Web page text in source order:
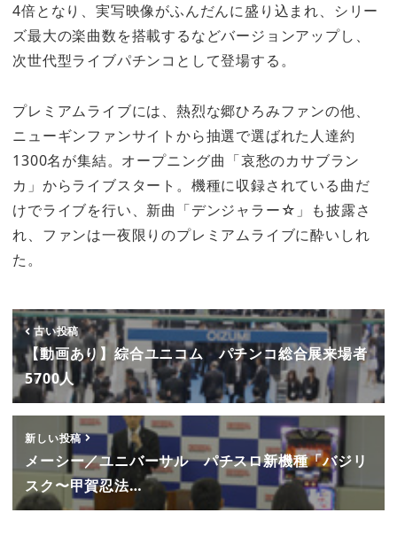
4倍となり、実写映像がふんだんに盛り込まれ、シリー
ズ最大の楽曲数を搭載するなどバージョンアップし、
次世代型ライブパチンコとして登場する。
プレミアムライブには、熱烈な郷ひろみファンの他、
ニューギンファンサイトから抽選で選ばれた人達約
1300名が集結。オープニング曲「哀愁のカサブラン
カ」からライブスタート。機種に収録されている曲だ
けでライブを行い、新曲「デンジャラー☆」も披露さ
れ、ファンは一夜限りのプレミアムライブに酔いしれ
た。
古い投稿
【動画あり】綜合ユニコム パチンコ総合展来場者
5700人
新しい投稿
メーシー／ユニバーサル パチスロ新機種「バジリ
スク〜甲賀忍法…